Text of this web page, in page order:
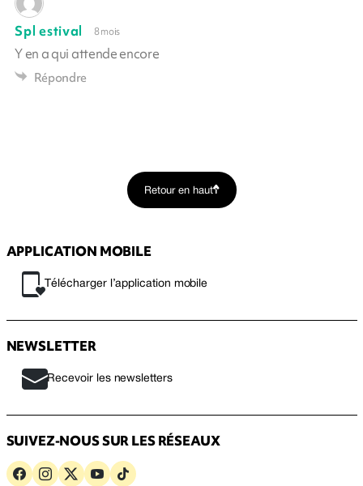
Spl estival 8 mois
Y en a qui attende encore
Répondre
Retour en haut
APPLICATION MOBILE
Télécharger l’application mobile
NEWSLETTER
Recevoir les newsletters
SUIVEZ-NOUS SUR LES RÉSEAUX